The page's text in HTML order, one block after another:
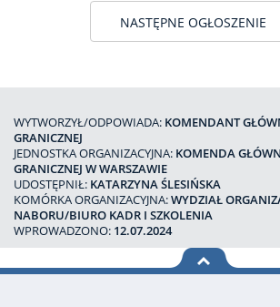
NASTĘPNE OGŁOSZENIE
WYTWORZYŁ/ODPOWIADA: KOMENDANT
GRANICZNEJ
JEDNOSTKA ORGANIZACYJNA: KOMENDA
GRANICZNEJ W WARSZAWIE
UDOSTĘPNIŁ: KATARZYNA ŚLESIŃSKA
KOMÓRKA ORGANIZACYJNA:WYDZIAŁ
NABORU/BIURO KADR I SZKOLENIA
WPROWADZONO: 12.07.2024
na górę